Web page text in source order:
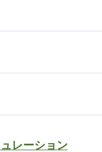
レーション